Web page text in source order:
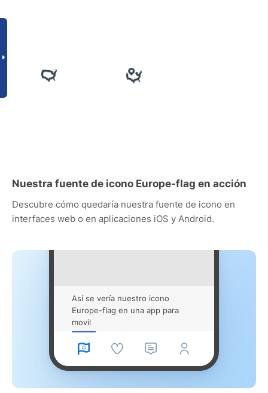
Nuestra fuente de icono Europe-flag en acción
Descubre cómo quedaría nuestra fuente de icono en
interfaces web o en aplicaciones iOS y Android.
Así se vería nuestro icono
Europe-flag en una app para
movil